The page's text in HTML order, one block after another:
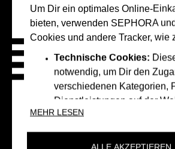
Heute senden
Später senden
3. Wähle einen
20 € 50 € 100
Um Dir ein optimales Online-
bieten, verwenden SEPHORA
Cookies und andere Tracker, wie
Technische Cookies:
notwendig, um Dir den
verschiedenen Kategorien,
Dienstleistungen auf der
ermöglichen und die
Sie sind für den
Website unerlässlich und
ALLE AKZEPTIEREN
MEHR LESEN